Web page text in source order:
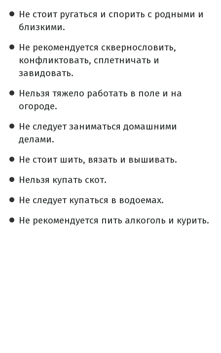
Не стоит ругаться и спорить с родными и
близкими.
Не рекомендуется сквернословить,
конфликтовать, сплетничать и
завидовать.
Нельзя тяжело работать в поле и на
огороде.
Не следует заниматься домашними
делами.
Не стоит шить, вязать и вышивать.
Нельзя купать скот.
Не следует купаться в водоемах.
Не рекомендуется пить алкоголь и курить.